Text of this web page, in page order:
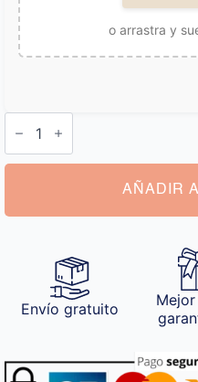
o arrastra y
Gorro
Pescador
con
Foto
AÑADIR
Envío gratuito